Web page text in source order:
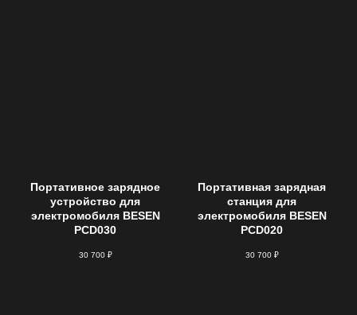
Портативное зарядное
устройство для
электромобиля BESEN
PCD030
30 700 ₽
Портативная зарядная
станция для
электромобиля BESEN
PCD020
30 700 ₽